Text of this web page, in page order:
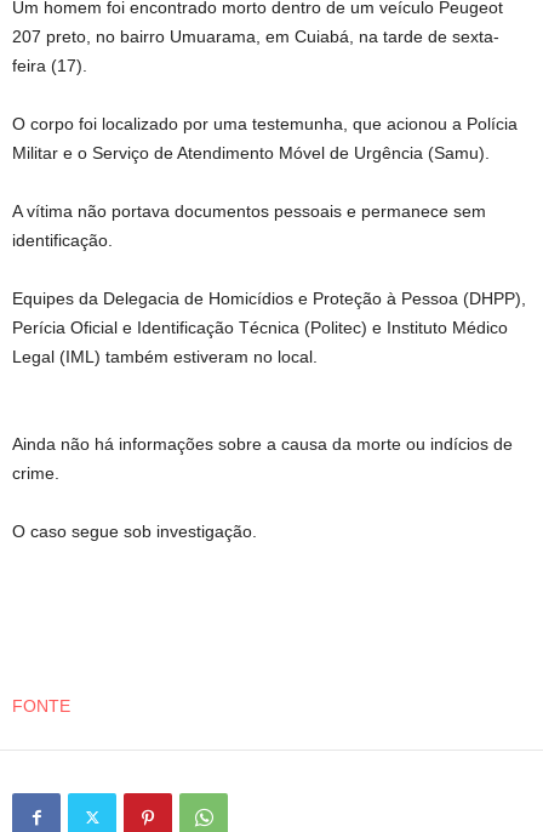
Um homem foi encontrado morto dentro de um veículo Peugeot
207 preto, no bairro Umuarama, em Cuiabá, na tarde de sexta-
feira (17).
O corpo foi localizado por uma testemunha, que acionou a Polícia
Militar e o Serviço de Atendimento Móvel de Urgência (Samu).
A vítima não portava documentos pessoais e permanece sem
identificação.
Equipes da Delegacia de Homicídios e Proteção à Pessoa (DHPP),
Perícia Oficial e Identificação Técnica (Politec) e Instituto Médico
Legal (IML) também estiveram no local.
Ainda não há informações sobre a causa da morte ou indícios de
crime.
O caso segue sob investigação.
FONTE